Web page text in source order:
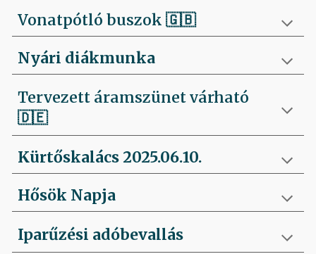
Vonatpótló buszok 🇬🇧
Nyári diákmunka
Tervezett áramszünet várható
🇩🇪
Kürtőskalács 2025.06.10.
Hősök Napja
Iparűzési adóbevallás